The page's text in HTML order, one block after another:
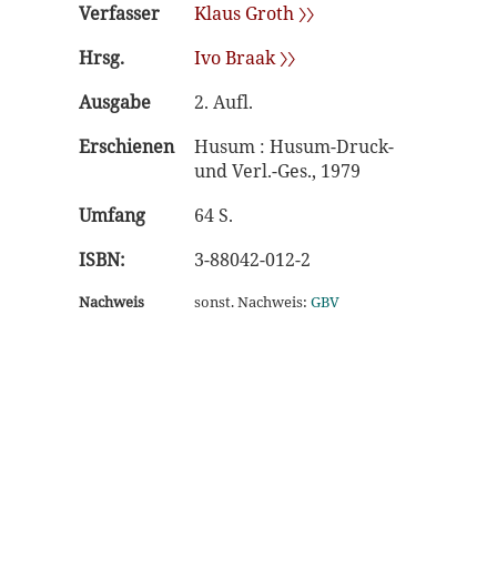
Verfasser
Klaus Groth 〉〉
Hrsg.
Ivo Braak 〉〉
Ausgabe
2. Aufl.
Erschienen
Husum : Husum-Druck-
und Verl.-Ges., 1979
Umfang
64 S.
ISBN:
3-88042-012-2
Nachweis sonst. Nachweis: GBV